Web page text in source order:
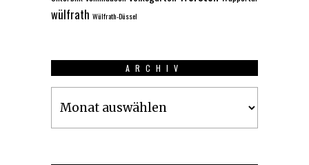
wülfrath Wülfrath-Düssel
ARCHIV